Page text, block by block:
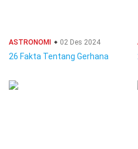
ASTRONOMI 02 Des 2024
26 Fakta Tentang Gerhana